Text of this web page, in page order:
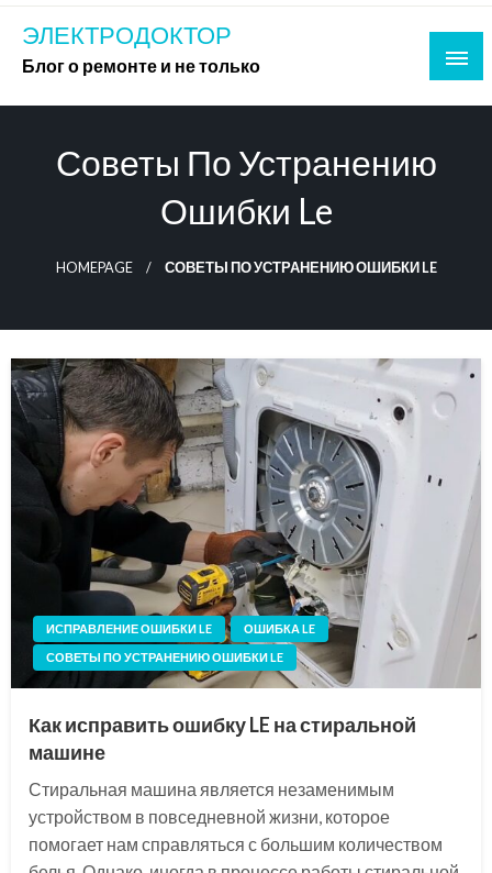
Skip
content
ЭЛЕКТРОДОКТОР
Блог о ремонте и не только
Советы По Устранению
Ошибки Le
HOMEPAGE СОВЕТЫ ПО УСТРАНЕНИЮ ОШИБКИ LE
ИСПРАВЛЕНИЕ ОШИБКИ LE
ОШИБКА LE
СОВЕТЫ ПО УСТРАНЕНИЮ ОШИБКИ LE
Как исправить ошибку LE на стиральной
машине
Стиральная машина является незаменимым
устройством в повседневной жизни, которое
помогает нам справляться с большим количеством